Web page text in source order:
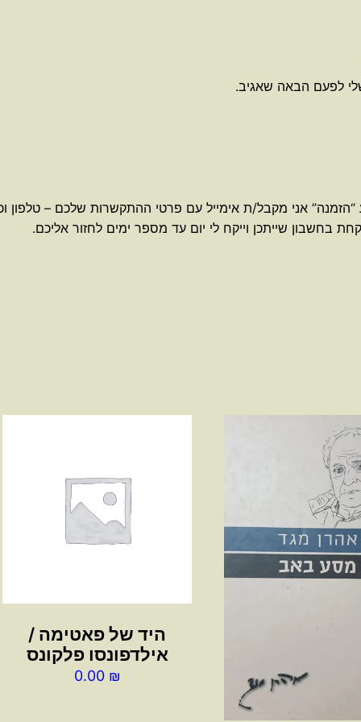
לפעם הבאה שאגיב.
אני מקבל/ת אימייל עם פרטי ההתקשרות שלכם – טלפון
בחשבון שייתכן וייקח לי יום עד מספר ימים לחזור אליכם.
היד של פאטימה /
אילדפונסו פלקונס
0.00 ₪